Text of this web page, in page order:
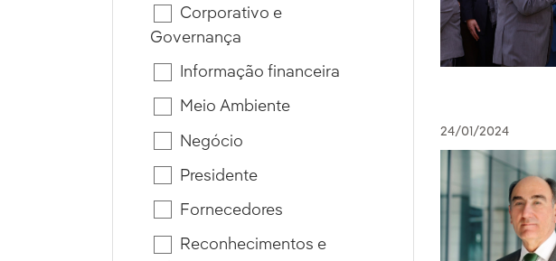
Corporativo e
Governança
Informação financeira
Meio Ambiente
Negócio
Presidente
Fornecedores
Reconhecimentos e
24/01/2024